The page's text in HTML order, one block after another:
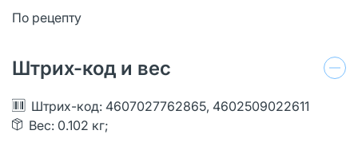
По рецепту
Штрих-код и вес
Штрих-код: 4607027762865, 4602509022611
Вес: 0.102 кг;